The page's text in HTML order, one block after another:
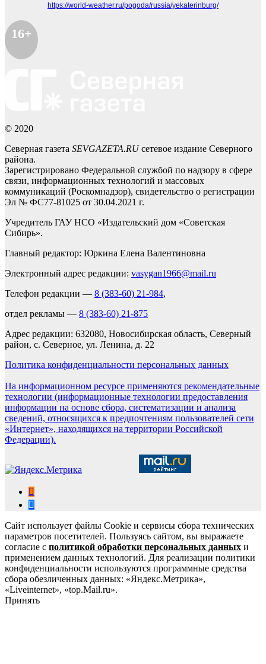
https://world-weather.ru/pogoda/russia/yekaterinburg/
16+
© 2020
Северная газета SEVGAZETA.RUсетевое издание Северного
района.
Зарегистрировано Федеральной службой по надзору в сфере
связи, информационных технологий и массовых
коммуникаций (Роскомнадзор), свидетельство о регистрации
Эл № ФС77-81025 от 30.04.2021 г.
Учредитель ГАУ НСО «Издательский дом «Советская
Сибирь».
Главный редактор: Юркина Елена Валентиновна
Электронный адрес редакции: vasygan1966@mail.ru
Телефон редакции — 8 (383-60) 21-984,
отдел рекламы — 8 (383-60) 21-875
Адрес редакции: 632080, Новосибирская область, Северный
район, с. Северное, ул. Ленина, д. 22
Политика конфиденциальности персональных данных
На информационном ресурсе применяются рекомендательные
технологии (информационные технологии предоставления
информации на основе сбора, систематизации и анализа
сведений, относящихся к предпочтениям пользователей сети
«Интернет», находящихся на территории Российской
Федерации).
Сайт использует файлы Cookie и сервисы сбора технических
параметров посетителей. Пользуясь сайтом, вы выражаете
согласие с политикой обработки персональных данных и
применением данных технологий. Для реализации политики
конфиденциальности используются программные средства
сбора обезличенных данных: «Яндекс.Метрика»,
«Liveinternet», «top.Mail.ru».
Принять